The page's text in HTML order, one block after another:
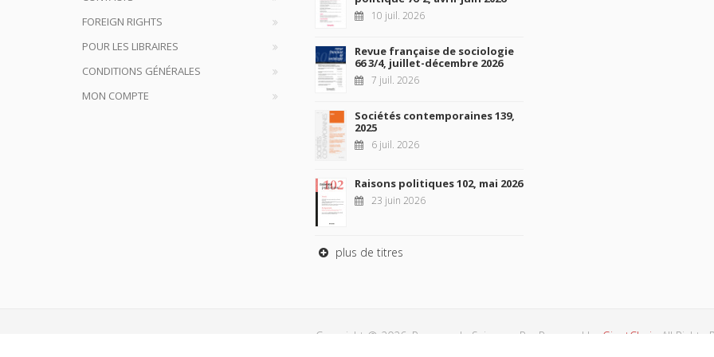
FOREIGN RIGHTS
POUR LES LIBRAIRES
CONDITIONS GÉNÉRALES
MON COMPTE
10 juil. 2026
Revue française de sociologie
66 3/4, juillet-décembre 2026
7 juil. 2026
Sociétés contemporaines 139,
2025
6 juil. 2026
Raisons politiques 102, mai 2026
23 juin 2026
plus de titres
Copyright © 2026, Presses de Sciences Po. Powered by GiantChair . All Rights